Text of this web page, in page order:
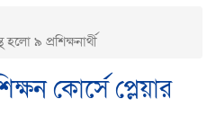
৯ প্রশিক্ষনার্থী
কোর্সে প্লেয়ার